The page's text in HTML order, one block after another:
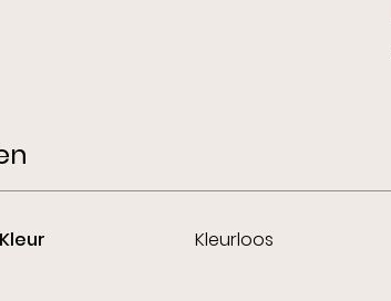
Kleur Kleurloos